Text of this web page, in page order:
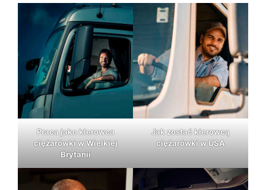
Praca jako kierowca
ciężarówki w Wielkiej
Brytanii
Jak zostać kierowcą
ciężarówki w USA